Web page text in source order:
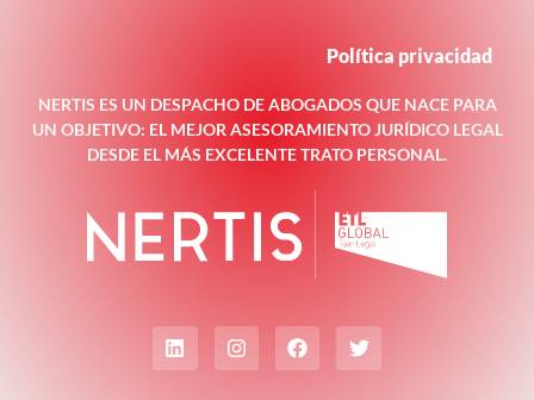
NERTIS ES UN DESPACHO DE ABOGADOS QUE NACE PARA
UN OBJETIVO: EL MEJOR ASESORAMIENTO JURÍDICO LEGAL
DESDE EL MÁS EXCELENTE TRATO PERSONAL.
Política privacidad